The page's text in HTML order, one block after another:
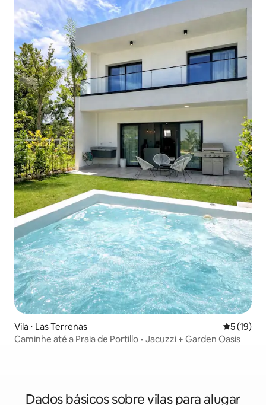
Vila ⋅ Las Terrenas 5 de uma
5 (19)
Caminhe até a Praia de Portillo • Jacuzzi + Garden Oasis
Dados básicos sobre vilas para alugar